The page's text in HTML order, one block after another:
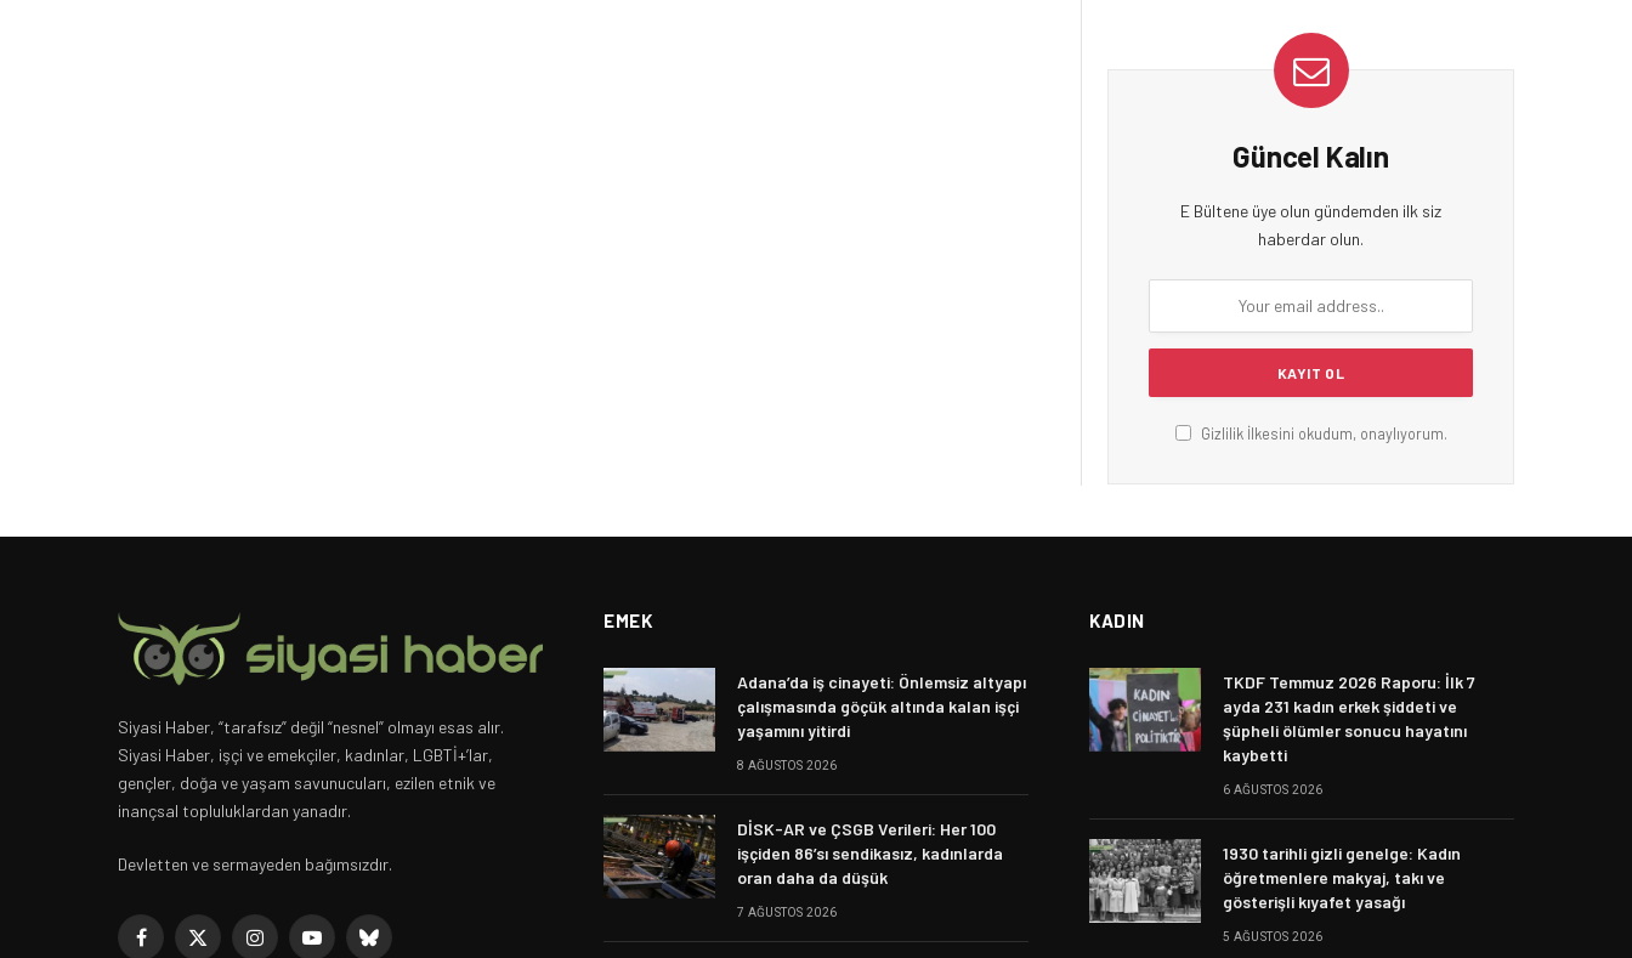
Güncel Kalın
E Bültene üye olun gündemden ilk siz
haberdar olun.
Gizlilik İlkesini okudum, onaylıyorum.
Siyasi Haber, “tarafsız” değil “nesnel” olmayı esas alır.
Siyasi Haber, işçi ve emekçiler, kadınlar, LGBTİ+’lar,
gençler, doğa ve yaşam savunucuları, ezilen etnik ve
inançsal topluluklardan yanadır.
Devletten ve sermayeden bağımsızdır.
Facebook
X InstagramYouTubeBluesky
EMEK
Adana’da iş cinayeti: Önlemsiz altyapı
çalışmasında göçük altında kalan işçi
yaşamını yitirdi
8 AĞUSTOS 2026
DİSK-AR ve ÇSGB Verileri: Her 100
işçiden 86’sı sendikasız, kadınlarda
oran daha da düşük
7 AĞUSTOS 2026
KADIN
TKDF Temmuz 2026 Raporu: İlk 7
ayda 231 kadın erkek şiddeti ve
şüpheli ölümler sonucu hayatını
kaybetti
6 AĞUSTOS 2026
1930 tarihli gizli genelge: Kadın
öğretmenlere makyaj, takı ve
gösterişli kıyafet yasağı
5 AĞUSTOS 2026